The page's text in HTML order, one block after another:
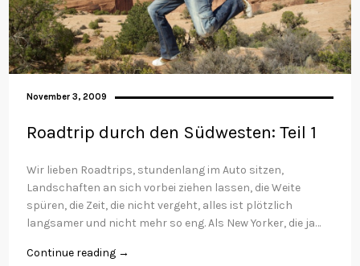
November 3, 2009
Roadtrip durch den Südwesten: Teil 1
Wir lieben Roadtrips, stundenlang im Auto sitzen,
Landschaften an sich vorbei ziehen lassen, die Weite
spüren, die Zeit, die nicht vergeht, alles ist plötzlich
langsamer und nicht mehr so eng. Als New Yorker, die ja…
Continue reading →